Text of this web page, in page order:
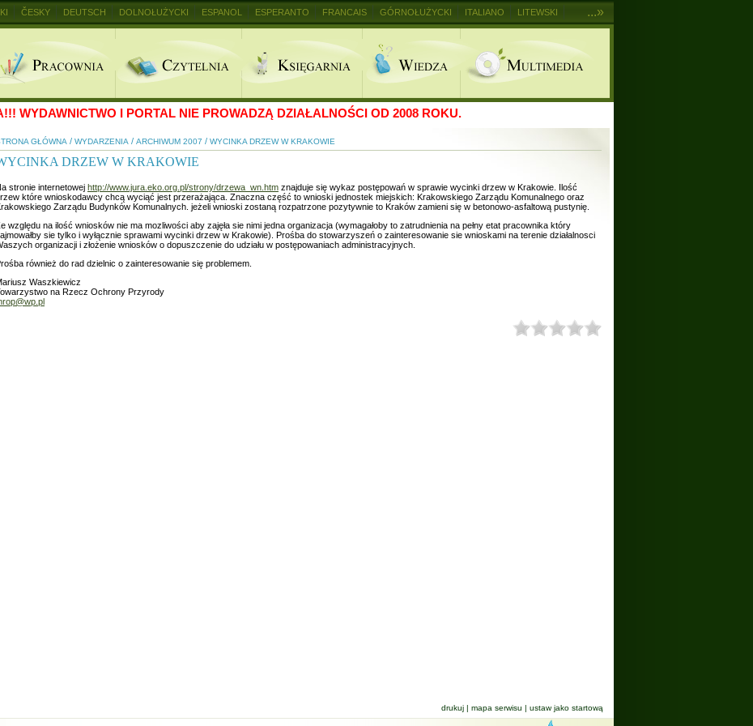
WYDAWNICTWO I PORTAL NIE PROWADZĄ DZIAŁALNOŚCI OD 2008 ROKU.
GŁÓWNA / WYDARZENIA / ARCHIWUM 2007 / WYCINKA DRZEW W KRAKOWIE
DRZEW W KRAKOWIE
stronie internetowej http://www.jura.eko.org.pl/strony/drzewa_wn.htm znajduje się wykaz postępowań w sprawie wycinki drzew w Krakowie. Ilość
które wnioskodawcy chcą wyciąć jest przerażająca. Znaczna część to wnioski jednostek miejskich: Krakowskiego Zarządu Komunalnego oraz
Zarządu Budynków Komunalnych. jeżeli wnioski zostaną rozpatrzone pozytywnie to Kraków zamieni się w betonowo-asfaltową pustynię.
względu na ilość wniosków nie ma mozliwości aby zajęła sie nimi jedna organizacja (wymagałoby to zatrudnienia na pełny etat pracownika który
sie tylko i wyłącznie sprawami wycinki drzew w Krakowie). Prośba do stowarzyszeń o zainteresowanie sie wnioskami na terenie działalnosci
organizacji i złożenie wniosków o dopuszczenie do udziału w postępowaniach administracyjnych.
również do rad dzielnic o zainteresowanie się problemem.
Waszkiewicz
na Rzecz Ochrony Przyrody
drukuj mapa serwisu ustaw jako startową
...»
ČESKY DEUTSCH DOLNOŁUŻYCKI ESPANOL ESPERANTO FRANCAIS GÓRNOŁUŻYCKI ITALIANO LITEWSKI